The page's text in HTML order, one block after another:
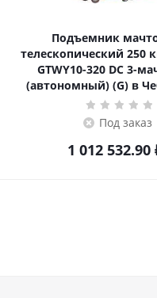
Подъемник
телескопический 250 кг 10 м TOR
GTWY10-320 DC 3-
(автономный) (G) в
Под заказ
1 012 532.90